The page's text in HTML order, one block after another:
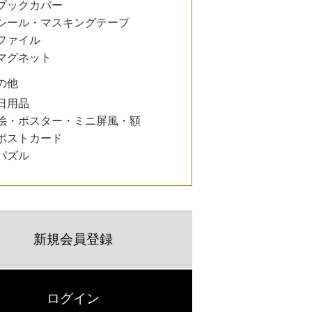
ックカバー
ール・マスキングテープ
ァイル
グネット
他
用品
・ポスター・ミニ屏風・額
ストカード
ズル
新規会員登録
ログイン